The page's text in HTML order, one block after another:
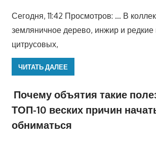
Сегодня, 11:42 Просмотров: … В
земляничное дерево, инжир и
цитрусовых,
ЧИТАТЬ ДАЛЕЕ
Почему объятия такие
ТОП-10 веских причин
обниматься